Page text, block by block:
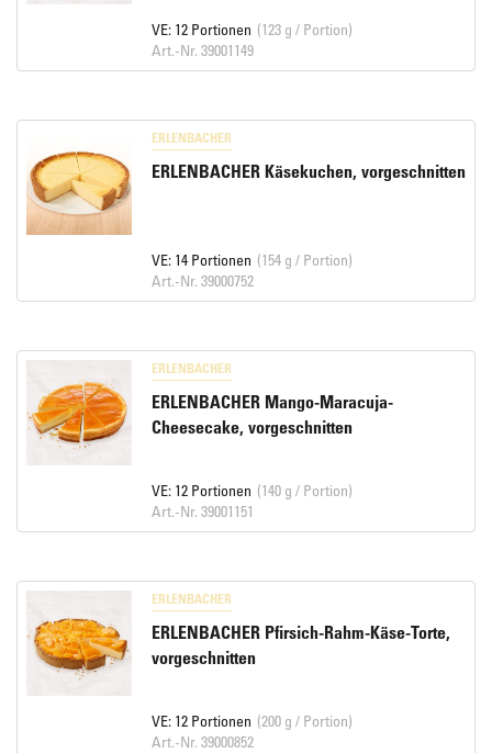
VE: 12 Portionen (123 g / Portion)
Art.-Nr. 39001149
ERLENBACHER
ERLENBACHER Käsekuchen, vorgeschnitten
VE: 14 Portionen (154 g / Portion)
Art.-Nr. 39000752
ERLENBACHER
ERLENBACHER Mango-Maracuja-
Cheesecake, vorgeschnitten
VE: 12 Portionen (140 g / Portion)
Art.-Nr. 39001151
ERLENBACHER
ERLENBACHER Pfirsich-Rahm-Käse-Torte,
vorgeschnitten
VE: 12 Portionen (200 g / Portion)
Art.-Nr. 39000852